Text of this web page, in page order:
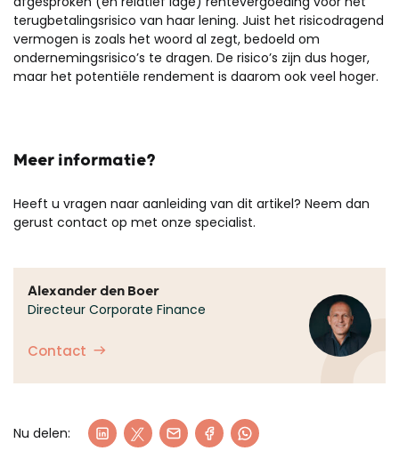
terugbetalingsrisico van haar lening. Juist het risicodragend
vermogen is zoals het woord al zegt, bedoeld om
ondernemingsrisico’s te dragen. De risico’s zijn dus hoger,
maar het potentiële rendement is daarom ook veel hoger.
Meer informatie?
Heeft u vragen naar aanleiding van dit artikel? Neem dan
gerust contact op met onze specialist.
Alexander den Boer
Directeur Corporate Finance
Contact
Nu delen: